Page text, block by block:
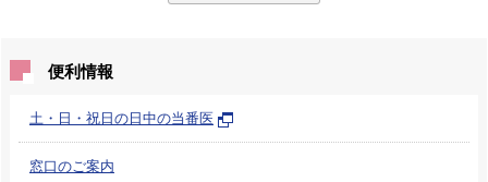
便利情報
土・日・祝日の日中の当番医
窓口のご案内